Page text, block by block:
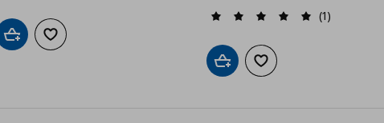
Добави в кошницата
Добави към списъка с любими
(1)
Добави в кошницата
Добави към списъка